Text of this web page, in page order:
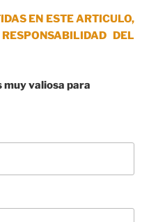
EN ESTE ARTICULO,
DEL
muy valiosa para